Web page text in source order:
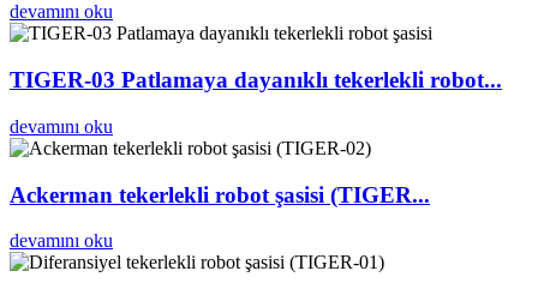
devamını oku
TIGER-03 Patlamaya dayanıklı tekerlekli robot...
devamını oku
Ackerman tekerlekli robot şasisi (TIGER...
devamını oku